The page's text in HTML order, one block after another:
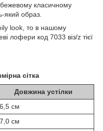
класичному
який образ.
look, то в нашому
лофери код 7033 віз/z тієї
сітка
Довжина устілки
см
см